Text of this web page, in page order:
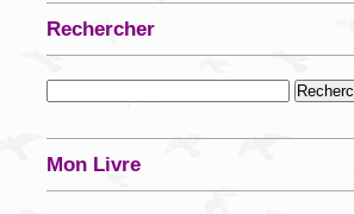
Rechercher
Mon Livre